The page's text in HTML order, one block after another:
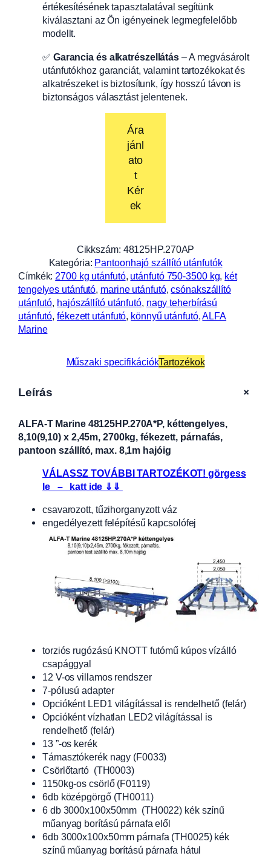
értékesítésének tapasztalatával segítünk
kiválasztani az Ön igényeinek legmegfelelőbb
modellt.
✅ Garancia és alkatrészellátás – A megvásárolt
utánfutókhoz garanciát, valamint tartozékokat és
alkatrészeket is biztosítunk, így hosszú távon is
biztonságos választást jelentenek.
Ára
jánl
ato
t
Kér
ek
Cikkszám: 48125HP.270AP
Kategória: Pantoonhajó szállító utánfutók
Címkék: 2700 kg utánfutó, utánfutó 750-3500 kg, két
tengelyes utánfutó, marine utánfutó, csónakszállító
utánfutó, hajószállító utánfutó, nagy teherbírású
utánfutó, fékezett utánfutó, könnyű utánfutó, ALFA
Marine
Műszaki specifikációkTartozékok
Leírás +
ALFA-T Marine 48125HP.270A*P, kéttengelyes,
8,10(9,10) x 2,45m, 2700kg, fékezett, párnafás,
pantoon szállító, max. 8,1m hajóig
VÁLASSZ TOVÁBBI TARTOZÉKOT! görgess
le – katt ide ⇓⇓
csavarozott, tűzihorganyzott váz
engedélyezett felépítésű kapcsolófej
torziós rugózású KNOTT futómű kúpos vízálló
csapággyal
12 V-os villamos rendszer
7-pólusú adapter
Opcióként LED1 világítással is rendelhető (felár)
Opcióként vízhatlan LED2 világítással is
rendelhető (felár)
13 ”-os kerék
Támasztókerék nagy (F0033)
Csörlőtartó (TH0003)
1150kg-os csörlő (F0119)
6db középgörgő (TH0011)
6 db 3000x100x50mm (TH0022) kék színű
műanyag borítású párnafa elől
6db 3000x100x50mm párnafa (TH0025) kék
színű műanyag borítású párnafa hátul